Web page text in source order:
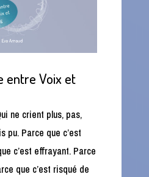
entre Voix et
ne crient plus, pas,
pu. Parce que c’est
c’est effrayant. Parce
que c’est risqué de